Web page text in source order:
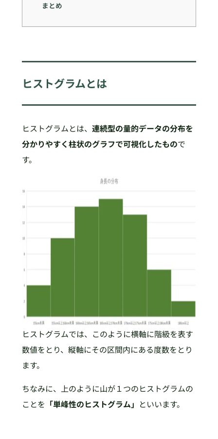
まとめ
ヒストグラムとは
ヒストグラムとは、 連続型の量的データの分布を
分かりやすく柱状のグラフで可視化したもので
す。
ヒストグラムでは、このように横軸に階級を表す
数値をとり、縦軸にその区間内にある度数をとり
ます。
ちなみに、上のように山が１つのヒストグラムの
ことを 「単峰性のヒストグラム」 といいます。